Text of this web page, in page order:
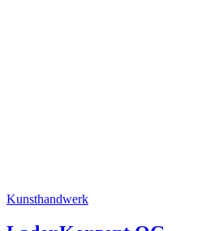
Kunsthandwerk